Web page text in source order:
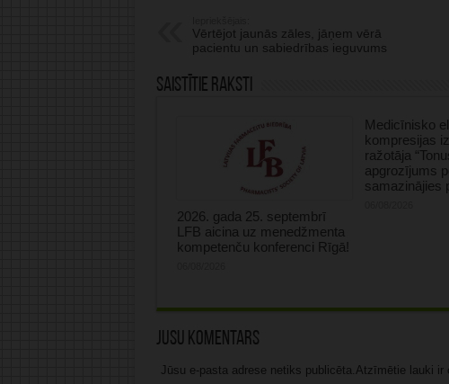
Vērtējot jaunās zāles, jāņem vērā
pacientu un sabiedrības ieguvums
Saistītie raksti
2026. gada 25. septembrī
LFB aicina uz menedžmenta
kompetenču konferenci Rīgā!
Medicīnisko
kompresijas
ražotāja
apgrozījums
samazinājies
Jūsu komentārs
Jūsu e-pasta adrese netiks publicēta.Atzīmētie lauki ir